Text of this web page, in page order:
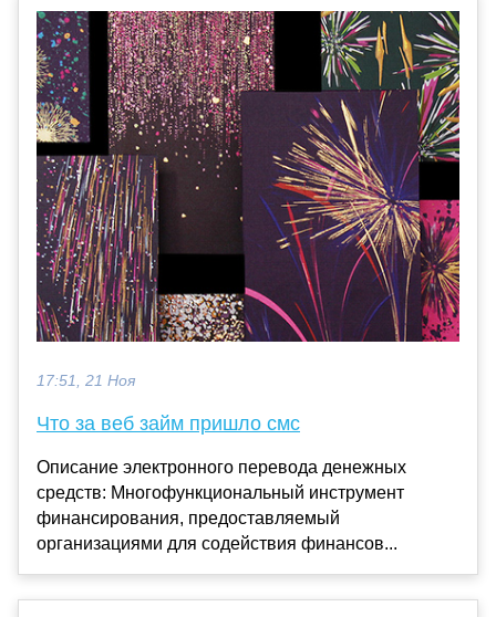
17:51, 21 Ноя
Что за веб займ пришло смс
Описание электронного перевода денежных
средств: Многофункциональный инструмент
финансирования, предоставляемый
организациями для содействия финансов...